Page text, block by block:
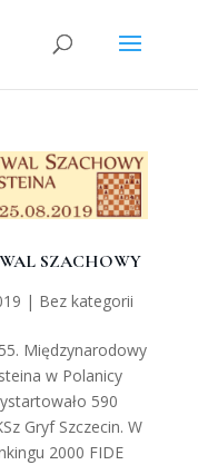
SZACHOWY
| Bez kategorii
Międzynarodowy
w Polanicy
590
Gryf Szczecin. W
2000 FIDE